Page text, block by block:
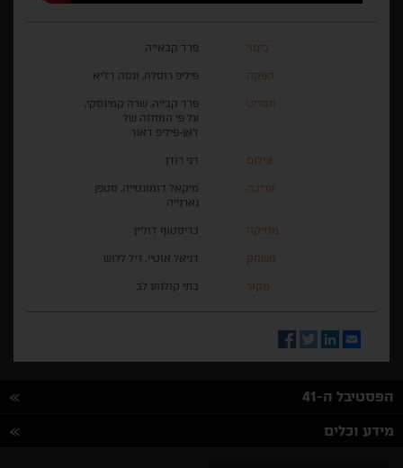
בימוי פרד קבאייה
הפקה פיליפ רוסלה, ונסה דז'יא
תסריט
פרד קבייה, שרה קמינסקי,
על פי המחזה של
ז'אן-פיליפ דאגר
צילום דני רודן
עריכה
מיקאל דומונטייה, סטפן
גארנייה
מוזיקה כריסטוף ז'וליין
משחק דניאל אוטיי, ז'יל ללוש
מקור בתי קולנוע לב
Email
LinkedIn
Twitter
Facebook
הפסטיבל ה-41
מידע וכלים